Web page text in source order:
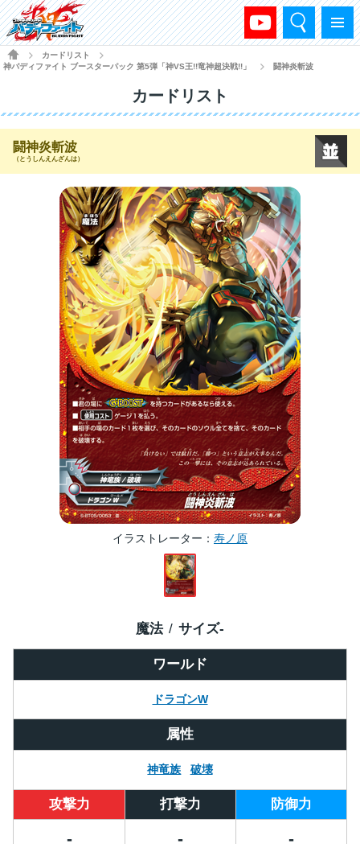
メニュー
検索
HOME
カードリスト
神バディファイト ブースターパック 第5弾「神VS王!!竜神超決戦!!」
闘神炎斬波
カードリスト
闘神炎斬波
（とうしんえんざんは）
イラストレーター 寿ノ原
ワールド
ドラゴンW
魔法 サイズ-
属性
神竜族 破壊
攻撃力 打撃力 防御力
- - -